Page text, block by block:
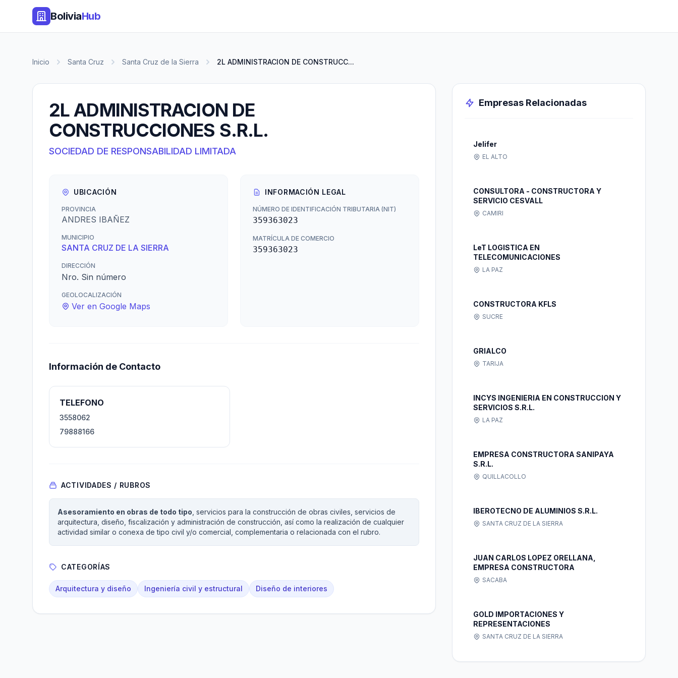
BoliviaHub
Inicio Santa Cruz Santa Cruz de la Sierra 2L ADMINISTRACION DE CONSTRUCC...
2L ADMINISTRACION DE
CONSTRUCCIONES S.R.L.
SOCIEDAD DE RESPONSABILIDAD LIMITADA
UBICACIÓN
PROVINCIA
ANDRES IBAÑEZ
MUNICIPIO
SANTA CRUZ DE LA SIERRA
DIRECCIÓN
Nro. Sin número
GEOLOCALIZACIÓN
Ver en Google Maps
INFORMACIÓN LEGAL
NÚMERO DE IDENTIFICACIÓN TRIBUTARIA (NIT)
359363023
MATRÍCULA DE COMERCIO
359363023
Información de Contacto
TELEFONO
3558062
79888166
ACTIVIDADES / RUBROS
Asesoramiento en obras de todo tipo , servicios para la construcción de obras civiles, servicios de
arquitectura, diseño, fiscalización y administración de construcción, así como la realización de cualquier
actividad similar o conexa de tipo civil y/o comercial, complementaria o relacionada con el rubro.
CATEGORÍAS
Arquitectura y diseño Ingeniería civil y estructural Diseño de interiores
Empresas Relacionadas
Jelifer
EL ALTO
CONSULTORA - CONSTRUCTORA Y
SERVICIO CESVALL
CAMIRI
LeT LOGISTICA EN
TELECOMUNICACIONES
LA PAZ
CONSTRUCTORA KFLS
SUCRE
GRIALCO
TARIJA
INCYS INGENIERIA EN CONSTRUCCION Y
SERVICIOS S.R.L.
LA PAZ
EMPRESA CONSTRUCTORA SANIPAYA
S.R.L.
QUILLACOLLO
IBEROTECNO DE ALUMINIOS S.R.L.
SANTA CRUZ DE LA SIERRA
JUAN CARLOS LOPEZ ORELLANA,
EMPRESA CONSTRUCTORA
SACABA
GOLD IMPORTACIONES Y
REPRESENTACIONES
SANTA CRUZ DE LA SIERRA